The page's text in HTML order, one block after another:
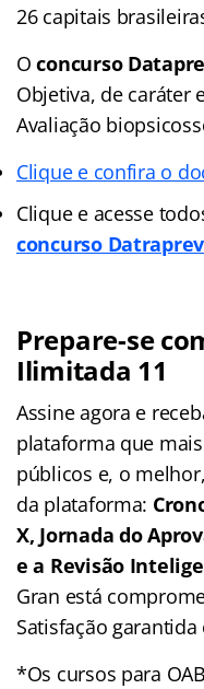
26 capitais
Oconcurso
Objetiva, de caráter
Avaliação
Clique e confira o
Clique e acesse
concurso
Prepare-se
Ilimitada 11
Assine agora e
plataforma que
públicos e, o
da plataforma:
X, Jornada do
e a Revisão
Gran está
Satisfação
*Os cursos para